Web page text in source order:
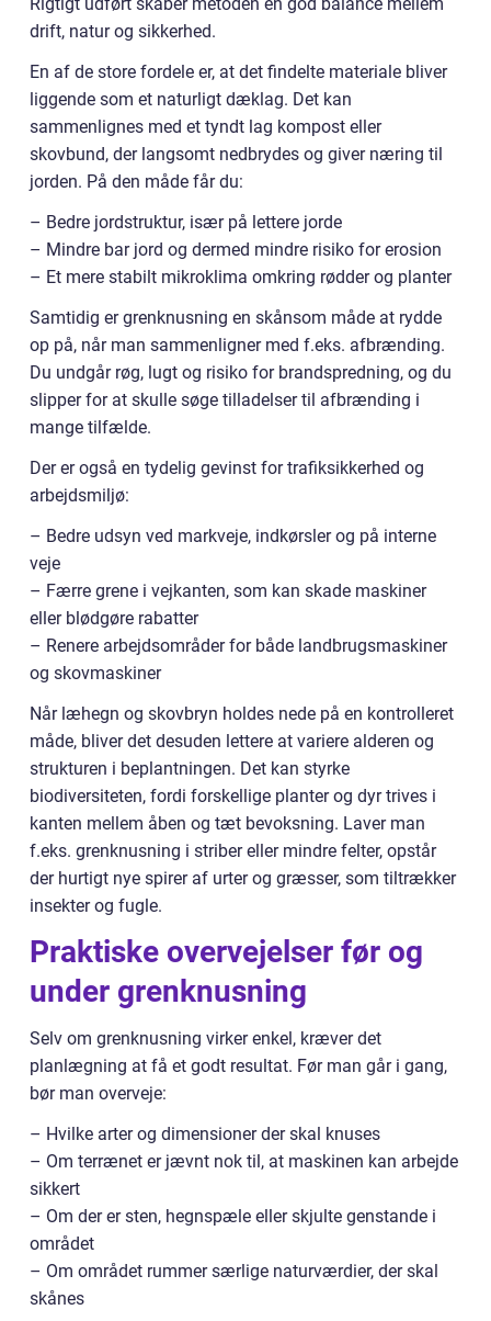
Rigtigt udført skaber metoden en god balance mellem
drift, natur og sikkerhed.
En af de store fordele er, at det findelte materiale bliver
liggende som et naturligt dæklag. Det kan
sammenlignes med et tyndt lag kompost eller
skovbund, der langsomt nedbrydes og giver næring til
jorden. På den måde får du:
– Bedre jordstruktur, især på lettere jorde
– Mindre bar jord og dermed mindre risiko for erosion
– Et mere stabilt mikroklima omkring rødder og planter
Samtidig er grenknusning en skånsom måde at rydde
op på, når man sammenligner med f.eks. afbrænding.
Du undgår røg, lugt og risiko for brandspredning, og du
slipper for at skulle søge tilladelser til afbrænding i
mange tilfælde.
Der er også en tydelig gevinst for trafiksikkerhed og
arbejdsmiljø:
– Bedre udsyn ved markveje, indkørsler og på interne
veje
– Færre grene i vejkanten, som kan skade maskiner
eller blødgøre rabatter
– Renere arbejdsområder for både landbrugsmaskiner
og skovmaskiner
Når læhegn og skovbryn holdes nede på en kontrolleret
måde, bliver det desuden lettere at variere alderen og
strukturen i beplantningen. Det kan styrke
biodiversiteten, fordi forskellige planter og dyr trives i
kanten mellem åben og tæt bevoksning. Laver man
f.eks. grenknusning i striber eller mindre felter, opstår
der hurtigt nye spirer af urter og græsser, som tiltrækker
insekter og fugle.
Praktiske overvejelser før og
under grenknusning
Selv om grenknusning virker enkel, kræver det
planlægning at få et godt resultat. Før man går i gang,
bør man overveje:
– Hvilke arter og dimensioner der skal knuses
– Om terrænet er jævnt nok til, at maskinen kan arbejde
sikkert
– Om der er sten, hegnspæle eller skjulte genstande i
området
– Om området rummer særlige naturværdier, der skal
skånes